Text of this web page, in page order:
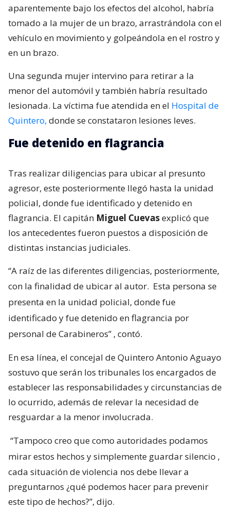
aparentemente bajo los efectos del alcohol, habría
tomado a la mujer de un brazo, arrastrándola con el
vehículo en movimiento y golpeándola en el rostro y
en un brazo.
Una segunda mujer intervino para retirar a la
menor del automóvil y también habría resultado
lesionada. La víctima fue atendida en el Hospital de
Quintero, donde se constataron lesiones leves.
Fue detenido en flagrancia
Tras realizar diligencias para ubicar al presunto
agresor, este posteriormente llegó hasta la unidad
policial, donde fue identificado y detenido en
flagrancia. El capitán Miguel Cuevasexplicó que
los antecedentes fueron puestos a disposición de
distintas instancias judiciales.
“A raíz de las diferentes diligencias, posteriormente,
con la finalidad de ubicar al autor. Esta persona se
presenta en la unidad policial, donde fue
identificado y fue detenido en flagrancia por
personal de Carabineros” , contó.
En esa línea, el concejal de Quintero Antonio Aguayo
sostuvo que serán los tribunales los encargados de
establecer las responsabilidades y circunstancias de
lo ocurrido, además de relevar la necesidad de
resguardar a la menor involucrada.
“Tampoco creo que como autoridades podamos
mirar estos hechos y simplemente guardar silencio ,
cada situación de violencia nos debe llevar a
preguntarnos ¿qué podemos hacer para prevenir
este tipo de hechos?”, dijo.